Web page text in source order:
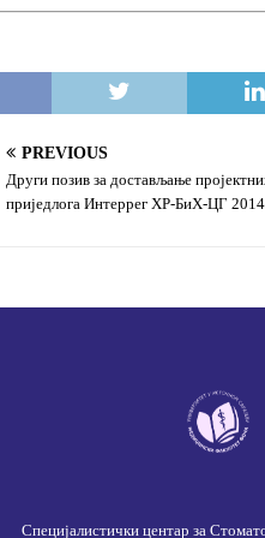
b
t
e
PREVIOUS
Други позив за достављање
приједлога Интеррег ХР-БиХ-ЦГ
Специјалистички центар за